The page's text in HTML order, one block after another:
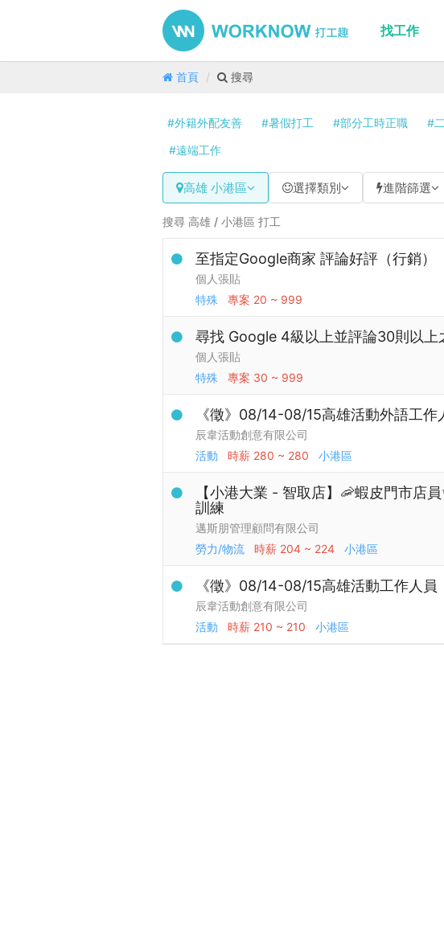
找工作
首頁 搜尋
#外籍外配友善 #暑假打工 #部分工時正職 #
#遠端工作
高雄 小港區 選擇類別 進階篩選
搜尋 高雄 / 小港區 打工
至指定Google商家 評論好評（行銷）
個人張貼
特殊
專案 20 ~ 999
尋找 Google 4級以上並評論30則以上
個人張貼
特殊
專案 30 ~ 999
《徵》08/14-08/15高雄活動外語工作
辰韋活動創意有限公司
活動
時薪 280 ~ 280 小港區
【小港大業 - 智取店】🦐蝦皮門市店
訓練
邁斯朋管理顧問有限公司
勞力/物流
時薪 204 ~ 224 小港區
《徵》08/14-08/15高雄活動工作人員
辰韋活動創意有限公司
活動
時薪 210 ~ 210 小港區